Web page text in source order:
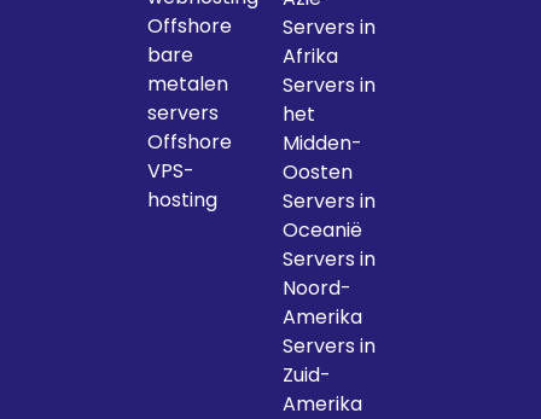
Offshore
bare
metalen
servers
Offshore
VPS-
hosting
Servers in
Afrika
Servers in
het
Midden-
Oosten
Servers in
Oceanië
Servers in
Noord-
Amerika
Servers in
Zuid-
Amerika